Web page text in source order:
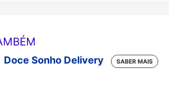
Doce Sonho Delivery